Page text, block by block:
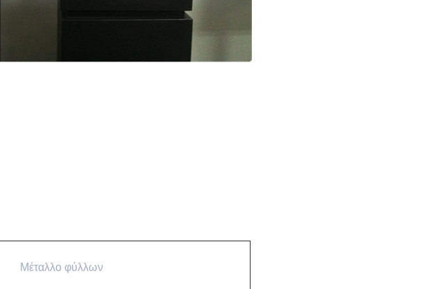
Μέταλλο φύλλων